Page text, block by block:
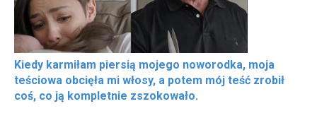
Kiedy karmiłam piersią mojego noworodka, moja
teściowa obcięła mi włosy, a potem mój teść zrobił
coś, co ją kompletnie zszokowało.